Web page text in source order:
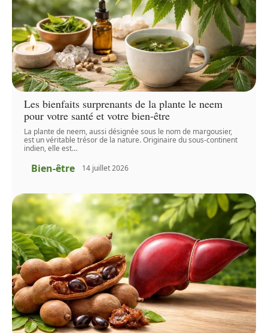
Les bienfaits surprenants de la plante le neem
pour votre santé et votre bien-être
La plante de neem, aussi désignée sous le nom de margousier,
est un véritable trésor de la nature. Originaire du sous-continent
indien, elle est…
Bien-être 14 juillet 2026